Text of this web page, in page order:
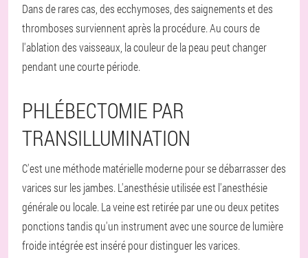
Dans de rares cas, des ecchymoses, des saignements et des
thromboses surviennent après la procédure. Au cours de
l'ablation des vaisseaux, la couleur de la peau peut changer
pendant une courte période.
PHLÉBECTOMIE PAR
TRANSILLUMINATION
C'est une méthode matérielle moderne pour se débarrasser des
varices sur les jambes. L'anesthésie utilisée est l'anesthésie
générale ou locale. La veine est retirée par une ou deux petites
ponctions tandis qu'un instrument avec une source de lumière
froide intégrée est inséré pour distinguer les varices.